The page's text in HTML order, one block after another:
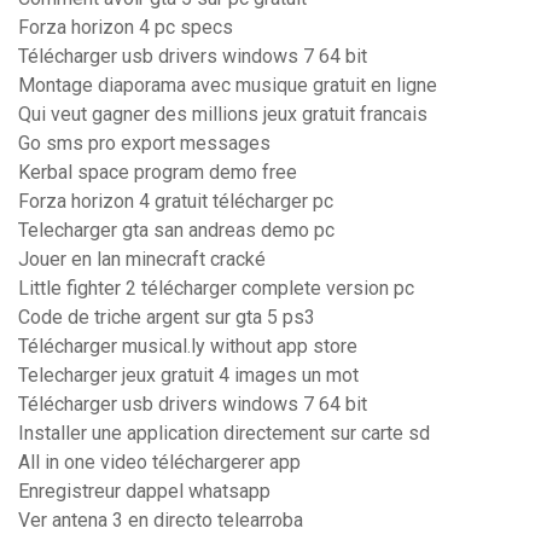
Forza horizon 4 pc specs
Télécharger usb drivers windows 7 64 bit
Montage diaporama avec musique gratuit en ligne
Qui veut gagner des millions jeux gratuit francais
Go sms pro export messages
Kerbal space program demo free
Forza horizon 4 gratuit télécharger pc
Telecharger gta san andreas demo pc
Jouer en lan minecraft cracké
Little fighter 2 télécharger complete version pc
Code de triche argent sur gta 5 ps3
Télécharger musical.ly without app store
Telecharger jeux gratuit 4 images un mot
Télécharger usb drivers windows 7 64 bit
Installer une application directement sur carte sd
All in one video téléchargerer app
Enregistreur dappel whatsapp
Ver antena 3 en directo telearroba